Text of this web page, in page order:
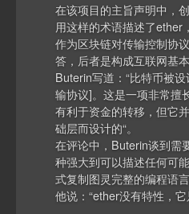
在该项目的主旨声明中，
用这样的术语描述了ether
作为区块链对传输控制协
答，后者是构成互联网基
Buterin写道：“比特币被
输协议]。这是一项非常擅
有利于资金的转移，但它
础层而设计的“。
在评论中，Buterin谈到需
种强大到可以描述任何可
式复制图灵完整的编程语言
他说：“ether没有特性，